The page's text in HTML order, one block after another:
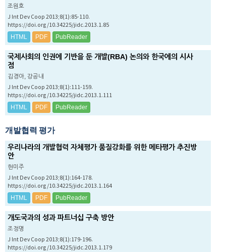
조원호
J Int Dev Coop 2013;8(1):85-110.
https://doi.org/10.34225/jidc.2013.1.85
HTML PDF PubReader
국제사회의 인권에 기반을 둔 개발(RBA) 논의와 한국에의 시사
점
김경아, 강공내
J Int Dev Coop 2013;8(1):111-159.
https://doi.org/10.34225/jidc.2013.1.111
HTML PDF PubReader
개발협력 평가
우리나라의 개발협력 자체평가 품질강화를 위한 메타평가 추진방
안
현미주
J Int Dev Coop 2013;8(1):164-178.
https://doi.org/10.34225/jidc.2013.1.164
HTML PDF PubReader
개도국과의 성과 파트너십 구축 방안
조정명
J Int Dev Coop 2013;8(1):179-196.
https://doi.org/10.34225/jidc.2013.1.179